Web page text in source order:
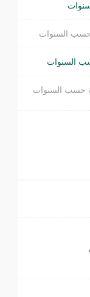
حسب السنوات
السنوات
حسب السنوات